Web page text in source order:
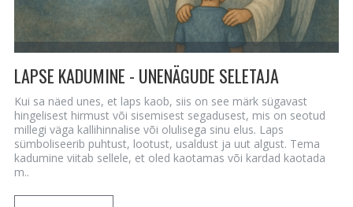
LAPSE KADUMINE - UNENÄGUDE SELETAJA
Kui sa näed unes, et laps kaob, siis on see märk sügavast
hingelisest hirmust või sisemisest segadusest, mis on seotud
millegi väga kallihinnalise või olulisega sinu elus. Laps
sümboliseerib puhtust, lootust, usaldust ja uut algust. Tema
kadumine viitab sellele, et oled kaotamas või kardad kaotada
m..